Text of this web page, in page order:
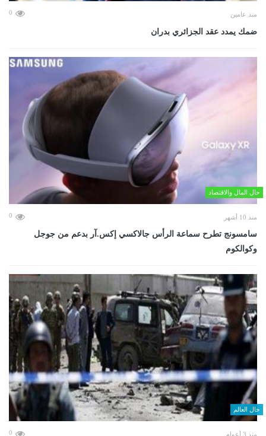
منذ عامين 0
ضمك يمدد عقد الجزائري بدران
حال المال والاقتصاد
منذ 10 أشهر 0
سامسونج تطرح سماعة الرأس جالاكسي إكس.آر بدعم من جوجل
وكوالكوم
حال العالم
منذ 3 أعوام 0